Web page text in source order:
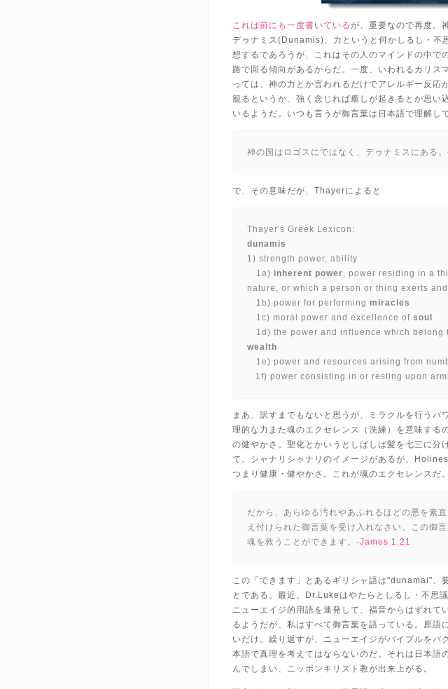
これは前にも一度書いているが、重要なので再度。
デゥナミス(Dunamis)、力というと何かしるし・不
想するであろうが、これはその人のマインドの中で
路で回る傾向があるからだ。一度、いわれるカリス
っては、神の力とか言われるだけでアレルギー反応
籠るというか、強く念じれば癒しが起きるとか思い
いるようだ。いつも言うが御言葉は日本語で理解し
神の国はロゴスにではなく、デゥナミスにある
で、その意味だが、Thayerによると
Thayer's Greek Lexicon:
dunamis
1) strength power, ability
1a) inherent power, power residing in a
nature, or which a person or thing exerts
1b) power for performing miracles
1c) moral power and excellence of soul
1d) the power and influence which belong
wealth
1e) power and resources arising from
1f) power consisting in or resting upon
まあ、訳すまでもないと思うが、ミラクルを行うパ
理的な力また魂のエクセレンス（洗練）を意味する
の健やかさ。聖化とかいうとしばしば髪を七三に分
て、シャナリシャナリのイメージがあるが、
つまり健康・健やかさ。これが魂のエクセレンスだ
だから、あらゆる汚れやあふれるほどの悪を素
え付けられた御言葉を受け入れなさい。この御
魂を救うことができます。-James 1:21
この「できます」とあるギリシャ語は"dunamai"、
とである。最近、Dr.Lukeはやたらとしるし・不思
ニューエイジ的用語を連発して、福音からはずれて
るようだが、私はすべて御言葉を語っている。原語
いだけ。繰り返すが、ニューエイジがバイブルをパ
本語で真理を考えてはならないのだ。それは日本語
んでしまい、ニッポンキリスト教が出来上がる。